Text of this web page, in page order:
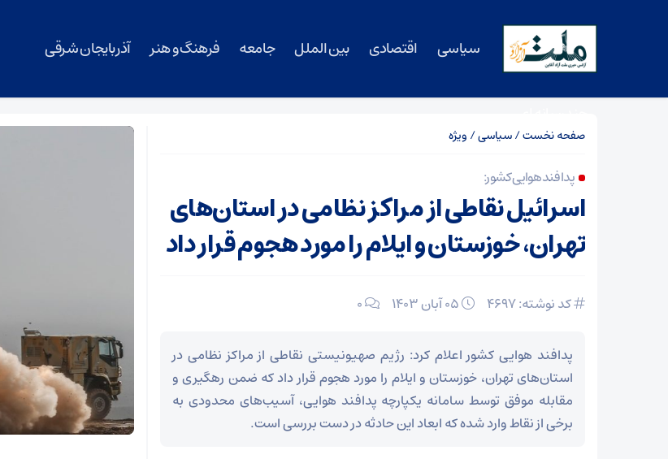
سیاسی اقتصادی بین الملل جامعه فرهنگ و هنر آذربایجان شرقی
صفحه نخست/سیاسی/ ویژه
پدافند هوایی کشور:
اسرائیل نقاطی از مراکز نظامی در استان‌های
تهران، خوزستان و ایلام را مورد هجوم قرار داد
کد نوشته: 4697 0
پدافند هوایی کشور اعلام کرد: رژیم صهیونیستی نقاطی از مراکز نظامی در
استان‌های تهران، خوزستان و ایلام را مورد هجوم قرار داد که ضمن رهگیری و
مقابله موفق توسط سامانه یکپارچه پدافند هوایی، آسیب‌های محدودی به
برخی از نقاط وارد شده که ابعاد این حادثه در دست بررسی است.